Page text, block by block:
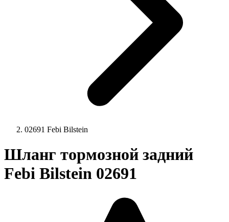
02691 Febі Bilstein
Шланг тормозной задний
Febі Bilstein 02691